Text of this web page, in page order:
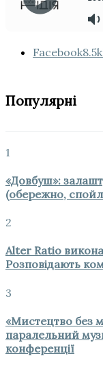
Facebook8.5k
Популярні
1
«Довбуш»:
(обережно,
2
Alter Ratio
Розповідають
3
«Мистецтво без
паралельний
конференції